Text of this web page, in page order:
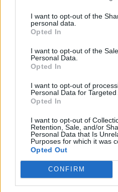
I want to opt-out of the
personal data.
Opted In
I want to opt-out of the
Personal Data.
Opted In
I want to opt-out of
Personal Data for Targeted
Opted In
I want to opt-out of
Retention, Sale, and/or
Personal Data that Is
Purposes for which it was
Opted Out
CONFIRM
23:30
Tέσσερις φίλοι από
Απαλάχια Όρη για μια
σκοπό να διαπλεύσουν
ανεξερεύνητο και κατά
αντιμέτωπη με τις
ορεσίβιων, με την
πέρα από κάθε
δημιουργία των
συνάμα μια